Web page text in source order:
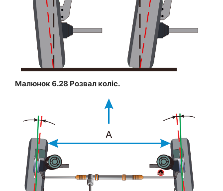
Малюнок 6.28 Розвал коліс.